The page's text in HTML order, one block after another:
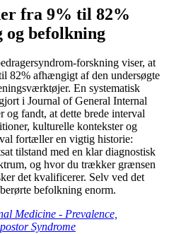
fra 9% til 82%
befolkning
forskning viser, at
82% afhængigt af den undersøgte
En systematisk
i Journal of General Internal
og fandt, at dette brede interval
kulturelle kontekster og
fortæller en vigtig historie:
tilstand med en klar diagnostisk
og hvor du trækker grænsen
det kvalificerer. Selv ved det
befolkning enorm.
Medicine - Prevalence,
Syndrome